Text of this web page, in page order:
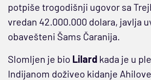
potpiše trogodišnji ugovor sa
vredan 42.000.000 dolara, javlja
obavešteni Šams Čaranija.
Slomljen je bio Lilard kada je u
Indijanom doživeo kidanje